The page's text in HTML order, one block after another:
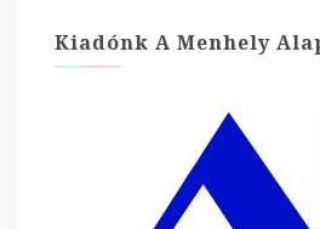
Kiadónk A Menhely